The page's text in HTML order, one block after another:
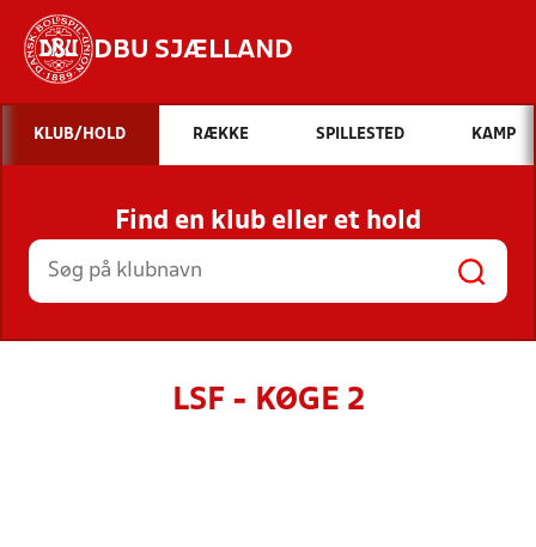
DBU SJÆLLAND
Hvad vil du søge efter?
INDHOLD OG NYHEDER
STILLINGER, RESULTATER, KLUBBER OG
HOLD
KLUB/HOLD RÆKKE SPILLESTED KAMP
Find en klub eller et hold
LSF - KØGE 2